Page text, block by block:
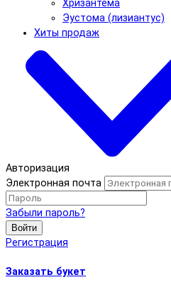
Хризантема
Эустома (лизиантус)
Хиты продаж
Авторизация
Электронная почта
Забыли пароль?
Войти
Регистрация
Заказать букет